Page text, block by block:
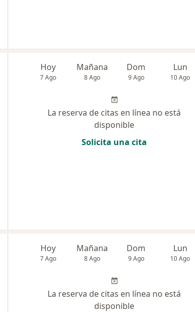
Hoy
7 Ago
Mañana
8 Ago
Dom
9 Ago
Lun
10 Ago
La reserva de citas en línea no está
disponible
Solicita una cita
Hoy
7 Ago
Mañana
8 Ago
Dom
9 Ago
Lun
10 Ago
La reserva de citas en línea no está
disponible